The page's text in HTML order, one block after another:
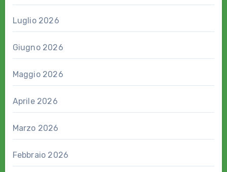
Luglio 2026
Giugno 2026
Maggio 2026
Aprile 2026
Marzo 2026
Febbraio 2026